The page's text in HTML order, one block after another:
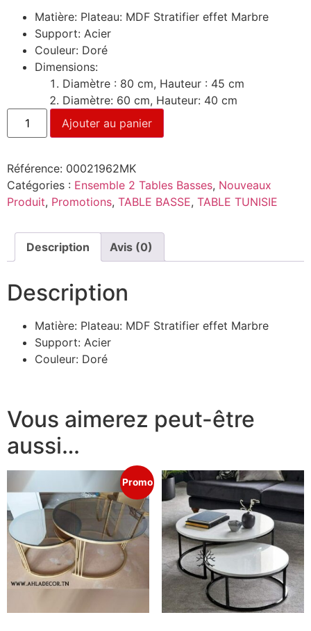
Matière: Plateau: MDF Stratifier effet Marbre
Support: Acier
Couleur: Doré
Dimensions:
Diamètre : 80 cm, Hauteur : 45 cm
Diamètre: 60 cm, Hauteur: 40 cm
Ajouter au panier
Référence: 00021962MK
Catégories : Ensemble 2 Tables Basses, Nouveaux
Produit, Promotions, TABLE BASSE, TABLE TUNISIE
Description Avis (0)
Description
Matière: Plateau: MDF Stratifier effet Marbre
Support: Acier
Couleur: Doré
Vous aimerez peut-être
aussi…
Promo